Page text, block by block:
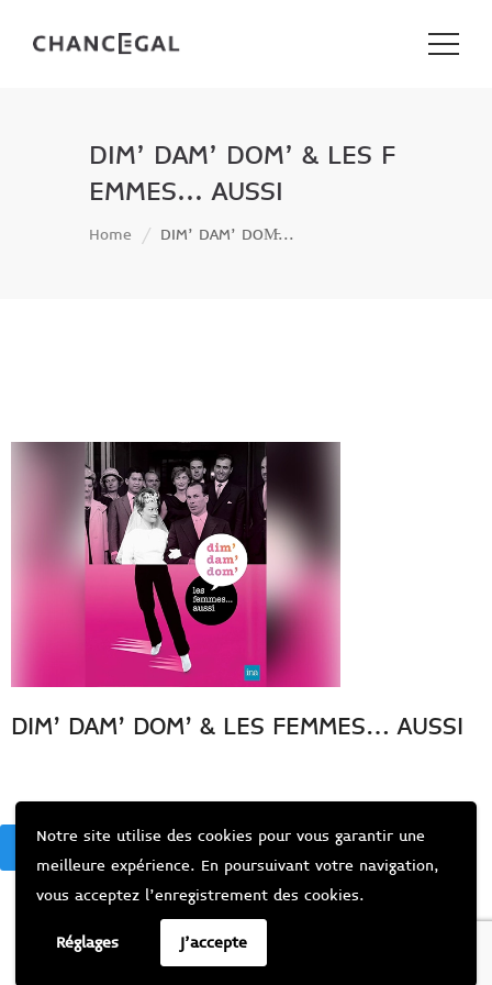
Notre site utilise des cookies pour vous garantir une
meilleure expérience. En poursuivant votre navigation,
vous acceptez l’enregistrement des cookies.
Réglages J'accepte
DIM’ DAM’ DOM’ & LES F
EMMES… AUSSI
Home DIM’ DAM’ DOM̵...
DIM’ DAM’ DOM’ & LES FEMMES… AUSSI
BACK